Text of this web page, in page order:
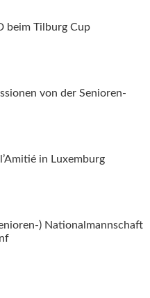
beim Tilburg Cup
von der Senioren-
in Luxemburg
) Nationalmannschaft